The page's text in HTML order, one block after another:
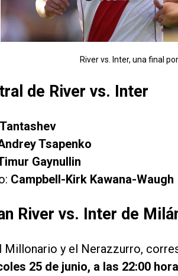
River vs. Inter, una final
de River vs. Inter
Tsapenko
Gaynullin
Campbell-Kirk Kawana-Waugh
River vs. Inter de
Millonario y el Nerazzurro,
25 de junio, a las 22:00